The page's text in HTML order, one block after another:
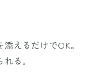
えるだけでOK。
る。